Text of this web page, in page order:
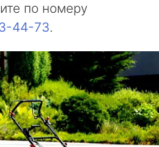
по номеру
44-73.